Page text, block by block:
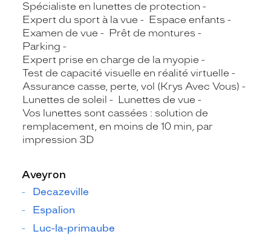
Spécialiste en lunettes de protection
Expert du sport à la vue
Espace enfants
Examen de vue
Prêt de montures
Parking
Expert prise en charge de la myopie
Test de capacité visuelle en réalité virtuelle
Assurance casse, perte, vol (Krys Avec Vous)
Lunettes de soleil
Lunettes de vue
Vos lunettes sont cassées : solution de
remplacement, en moins de 10 min, par
impression 3D
Aveyron
Decazeville
Espalion
Luc-la-primaube